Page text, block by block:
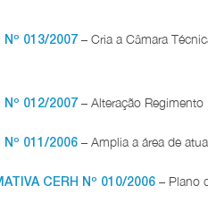
Nº 013/2007 – Cria a Câmara
Nº 012/2007 – Alteração Regimento
Nº 011/2006 – Amplia a área de
CERH Nº 010/2006 – Plano